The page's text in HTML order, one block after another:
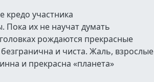
кредо участника
Пока их не научат думать
рождаются прекрасные
и чиста. Жаль, взрослые
и прекрасна «планета»